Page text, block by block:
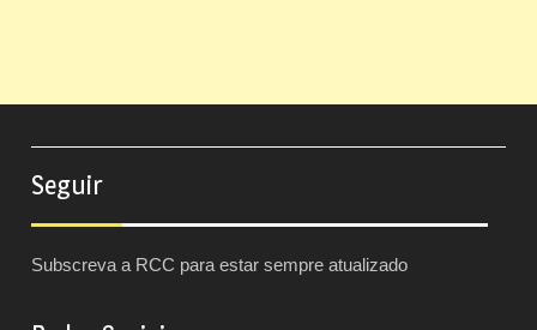
Seguir
Subscreva a RCC para estar sempre atualizado